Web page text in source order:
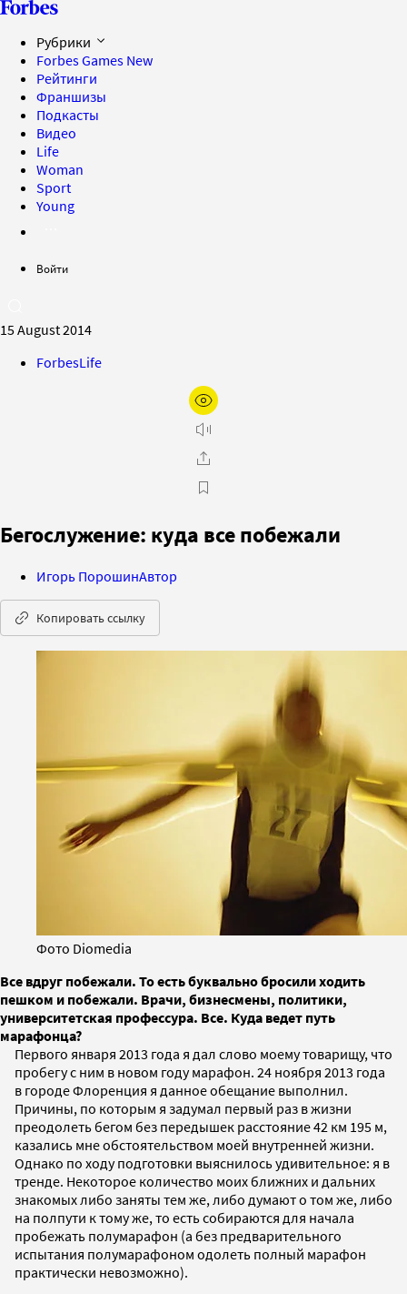
Рубрики
Forbes Games New
Рейтинги
Франшизы
Подкасты
Видео
Life
Woman
Sport
Young
Войти
15 August 2014
ForbesLife
Бегослужение: куда все побежали
Игорь ПорошинАвтор
Копировать ссылку
Фото Diomedia
Все вдруг побежали. То есть буквально бросили ходить
пешком и побежали. Врачи, бизнесмены, политики,
университетская профессура. Все. Куда ведет путь
марафонца?
Первого января 2013 года я дал слово моему товарищу, что
пробегу с ним в новом году марафон. 24 ноября 2013 года
в городе Флоренция я данное обещание выполнил.
Причины, по которым я задумал первый раз в жизни
преодолеть бегом без передышек расстояние 42 км 195 м,
казались мне обстоятельством моей внутренней жизни.
Однако по ходу подготовки выяснилось удивительное: я в
тренде. Некоторое количество моих ближних и дальних
знакомых либо заняты тем же, либо думают о том же, либо
на полпути к тому же, то есть собираются для начала
пробежать полумарафон (а без предварительного
испытания полумарафоном одолеть полный марафон
практически невозможно).